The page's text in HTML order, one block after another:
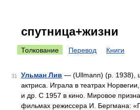
спутница+жизни
Толкование Перевод Книги
31 Ульман Лив — (Ullmann) (р. 1938),
актриса. Играла в театрах
и др. С 1957 в кино. Мировое
фильмах режиссера И. Бергмана: